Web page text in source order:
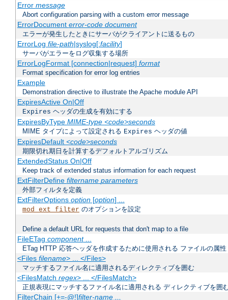
Error message
Abort configuration parsing with a custom error message
ErrorDocument error-code document
エラーが発生したときにサーバがクライアントに送るもの
ErrorLog file-path|syslog[:facility]
サーバがエラーをログ収集する場所
ErrorLogFormat [connection|request] format
Format specification for error log entries
Example
Demonstration directive to illustrate the Apache module API
ExpiresActive On|Off
Expires ヘッダの生成を有効にする
ExpiresByType MIME-type <code>seconds
MIME タイプによって設定される Expires ヘッダの値
ExpiresDefault <code>seconds
期限切れ期日を計算するデフォルトアルゴリズム
ExtendedStatus On|Off
Keep track of extended status information for each request
ExtFilterDefine filtername parameters
外部フィルタを定義
ExtFilterOptions option[option] ...
mod_ext_filter のオプションを設定
Define a default URL for requests that don't map to a file
FileETag component...
ETag HTTP 応答ヘッダを作成するために使用される ファイルの属性
<Files filename> ... </Files>
マッチするファイル名に適用されるディレクティブを囲む
<FilesMatch regex> ... </FilesMatch>
正規表現にマッチするファイル名に適用される ディレクティブを囲
FilterChain [+=-@!]filter-name ...